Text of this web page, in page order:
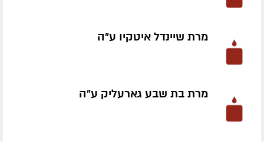
מרת שיינדל איטקיו ע״ה
מרת בת שבע גארעליק ע״ה